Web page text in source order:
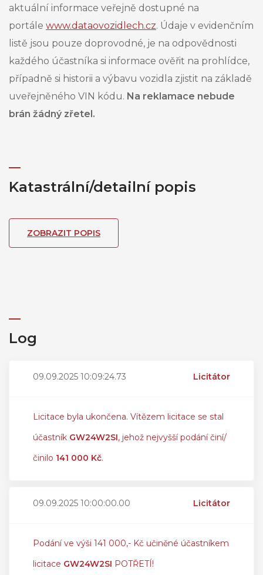
aktuální informace veřejně dostupné na
portále www.dataovozidlech.cz. Údaje v evidenčním
listě jsou pouze doprovodné, je na odpovědnosti
každého účastníka si informace ověřit na prohlídce,
případně si historii a výbavu vozidla zjistit na základě
uveřejněného VIN kódu. Na reklamace nebude
brán žádný zřetel.
Katastrální/detailní popis
ZOBRAZIT POPIS
Log
09.09.2025 10:09:24.73 Licitátor
Licitace byla ukončena. Vítězem licitace se stal
účastník GW24W2SI, jehož nejvyšší podání činí/
činilo 141 000 Kč.
09.09.2025 10:00:00.00 Licitátor
Podání ve výši 141 000,- Kč učiněné účastníkem
licitace GW24W2SI POTŘETÍ!